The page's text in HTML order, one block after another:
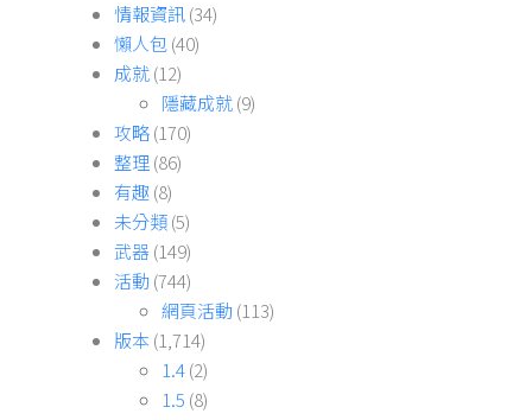
情報資訊(34)
懶人包(40)
成就(12)
隱藏成就(9)
攻略(170)
整理(86)
有趣(8)
未分類(5)
武器(149)
活動 (744)
網頁活動 (113)
版本 (1,714)
1.4(2)
1.5 (8)